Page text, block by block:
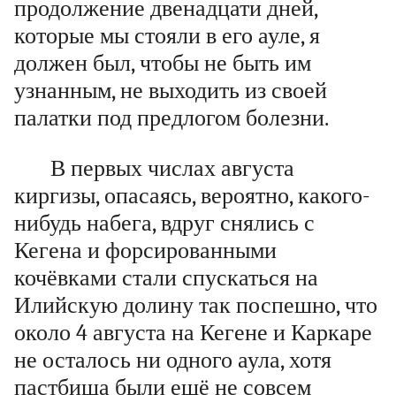
продолжение двенадцати дней,
которые мы стояли в его ауле, я
должен был, чтобы не быть им
узнанным, не выходить из своей
палатки под предлогом болезни.
В первых числах августа
киргизы, опасаясь, вероятно, какого-
нибудь набега, вдруг снялись с
Кегена и форсированными
кочёвками стали спускаться на
Илийскую долину так поспешно, что
около 4 августа на Кегене и Каркаре
не осталось ни одного аула, хотя
пастбища были ещё не совсем